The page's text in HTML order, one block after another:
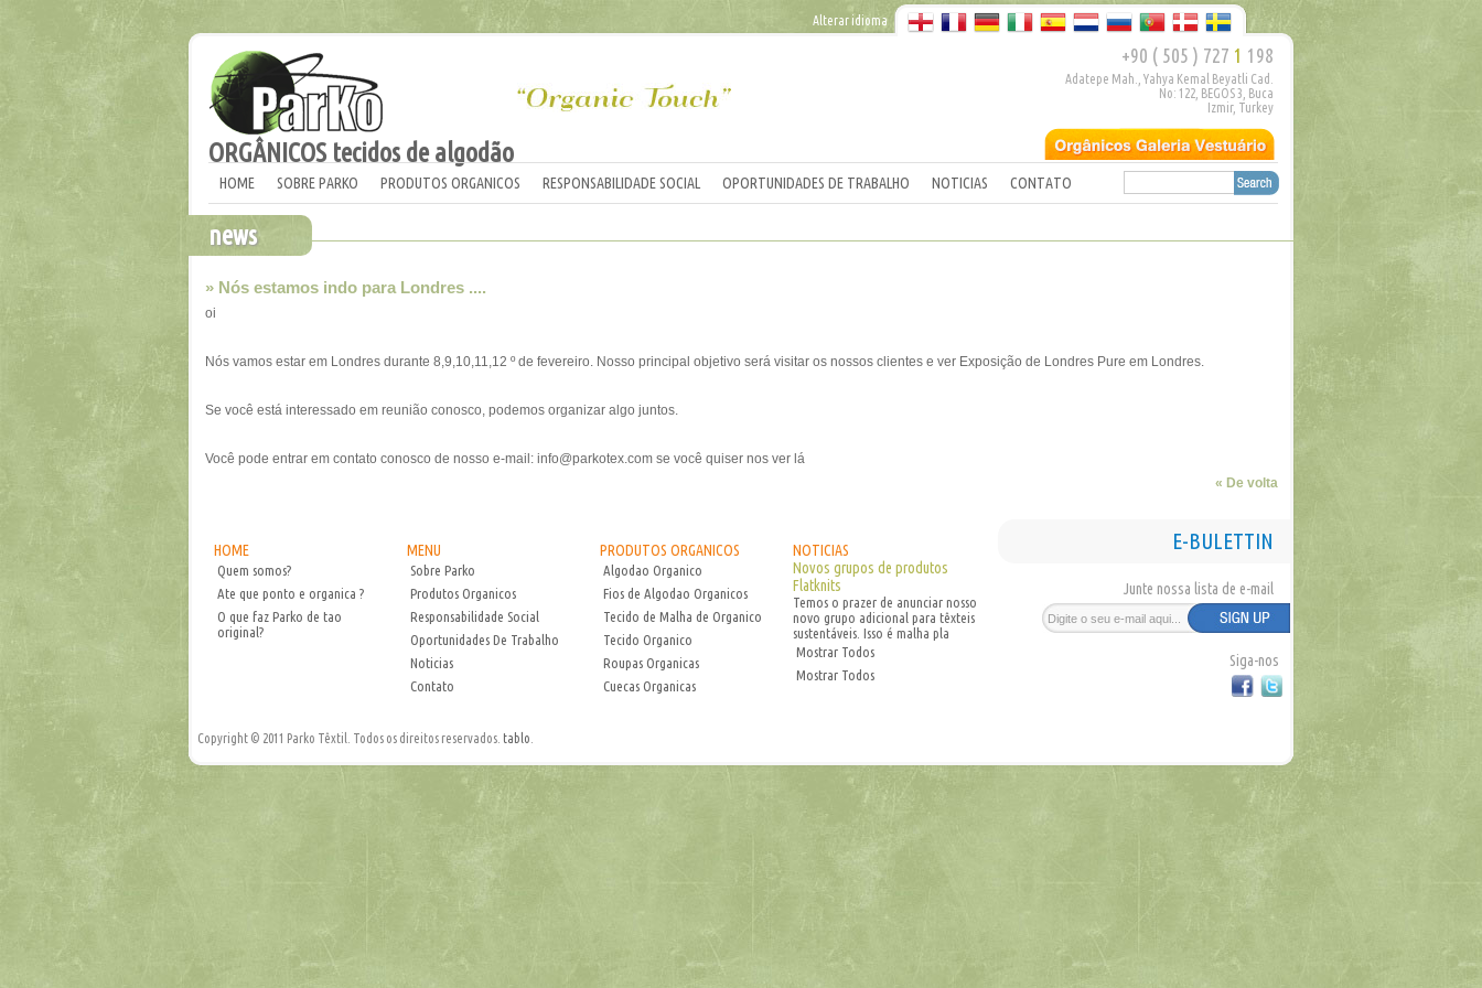
Alterar idioma
ORGÂNICOS tecidos de algodão
+90 ( 505 ) 727 1 198
Adatepe Mah., Yahya Kemal Beyatli Cad.
No: 122, BEGOS 3, Buca
Izmir, Turkey
HOME SOBRE PARKO PRODUTOS ORGANICOS RESPONSABILIDADE SOCIAL OPORTUNIDADES DE TRABALHO NOTICIAS CONTATO
news
» Nós estamos indo para Londres ....
oi
Nós vamos estar em Londres durante 8,9,10,11,12 º de fevereiro. Nosso principal objetivo será visitar os nossos clientes e ver Exposição de Londres Pure em Londres.
Se você está interessado em reunião conosco, podemos organizar algo juntos.
Você pode entrar em contato conosco de nosso e-mail : info@parkotex.com se você quiser nos ver lá
« De volta
HOME
Quem somos?
Ate que ponto e organica ?
O que faz Parko de tao
original?
MENU
Sobre Parko
Produtos Organicos
Responsabilidade Social
Oportunidades De Trabalho
Noticias
Contato
PRODUTOS ORGANICOS
Algodao Organico
Fios de Algodao Organicos
Tecido de Malha de Organico
Tecido Organico
Roupas Organicas
Cuecas Organicas
NOTICIAS
Novos grupos de produtos
Flatknits
Temos o prazer de anunciar nosso
novo grupo adicional para têxteis
sustentáveis. Isso é malha pla
Mostrar Todos
Mostrar Todos
E-BULETTIN
Junte nossa lista de e-mail
Siga-nos
Copyright © 2011 Parko Têxtil. Todos os direitos reservados. tablo